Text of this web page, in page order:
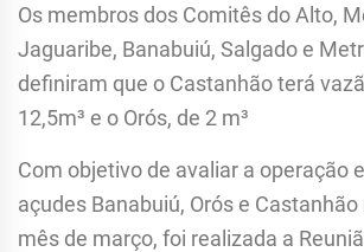
Os membros dos Comitês do Alto,
Jaguaribe, Banabuiú, Salgado e
definiram que o Castanhão terá
12,5m³ e o Orós, de 2 m³
Com objetivo de avaliar a operação
açudes Banabuiú, Orós e
mês de março, foi realizada a